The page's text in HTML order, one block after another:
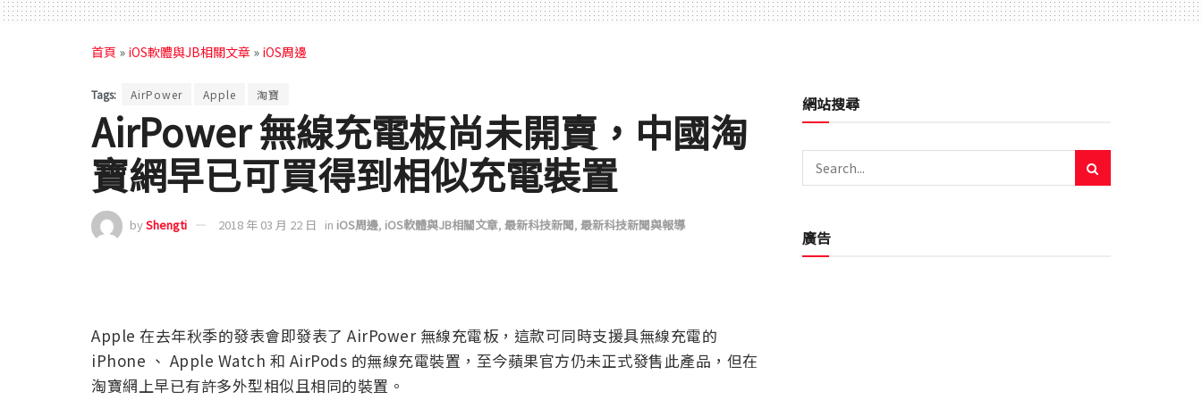
首頁 » iOS軟體與JB相關文章 » iOS周邊
Tags: AirPower Apple 淘寶
AirPower 無線充電板尚未開賣，中國淘
寶網早已可買得到相似充電裝置
byShengti 2018 年 03 月 22 日 in iOS周邊, iOS軟體與JB相關文章, 最新科技新聞, 最新科技新聞與報導
Apple 在去年秋季的發表會即發表了 AirPower 無線充電板，這款可同時支援具無線充電的
iPhone 、 Apple Watch 和 AirPods 的無線充電裝置，至今蘋果官方仍未正式發售此產品，但在
淘寶網上早已有許多外型相似且相同的裝置。
網站搜尋
廣告